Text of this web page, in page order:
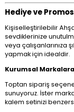
Hediye ve
Kişiselleştirilebilir
sevdiklerinize
veya çalışanlarınıza
yapmak için idealdir.
Kurumsal
Toptan sipariş
sunuyoruz. İster
kalem setinizi